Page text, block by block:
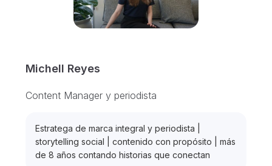
Michell Reyes
Content Manager y periodista
Estratega de marca integral y periodista |
storytelling social | contenido con propósito | más
de 8 años contando historias que conectan